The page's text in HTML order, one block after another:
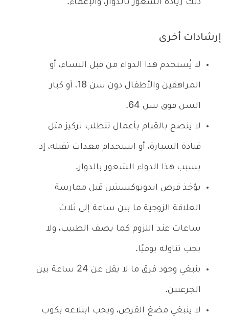
ذلك زيادة الشعور بالدوار، والإغماء.
إرشادات أخرى
لا يُستخدم هذا الدواء من قبل النساء، أو
المراهقين والأطفال دون سن 18، أو كبار
السن فوق سن 64.
لا ينصح بالقيام بأعمال تتطلب تركيز مثل
قيادة السيارة، أو استخدام معدات ثقيلة، إذ
يسبب هذا الدواء الشعور بالدوار.
يؤخذ قرص اندوبوكسيتين قبل ممارسة
العلاقة الزوجية ما بين ساعة إلى ثلاث
ساعات عند اللزوم كما يصف الطبيب، ولا
يجب تناوله يوميًا.
ينبغي وجود فرق ما لا يقل عن 24 ساعة بين
الجرعتين.
لا ينبغي مضغ القرص، ويجب ابتلاعه بكوب